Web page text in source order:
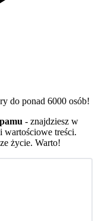
do ponad 6000 osób!
- znajdziesz w
wartościowe treści.
życie. Warto!